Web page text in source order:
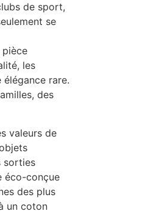
de sport,
se
pièce
les
rare.
des
valeurs de
sorties
éco-conçue
des plus
un coton